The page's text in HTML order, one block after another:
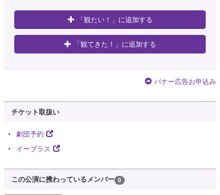
山脇唯
@YUIWAKI
浮世企画「SHIP」終わり。すべての皆様ありがとうございました！ もしか
noe
浮世企画「SHIP」。 千秋楽のゲストは高佐氏とや団本間さん。高佐氏が企
前になっても台本が上がらない。実は劇団の女優と不倫していて、そのこと
る…
「観たい！」に追加する
「観てきた！」に追加する
バナー広告お申込み
チケット取扱い
劇団予約
イープラス
この公演に携わっているメンバー 0